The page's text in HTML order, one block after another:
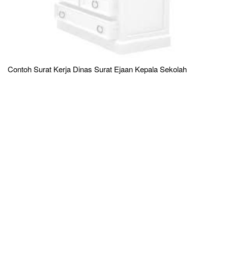
Contoh Surat Kerja Dinas Surat Ejaan Kepala Sekolah